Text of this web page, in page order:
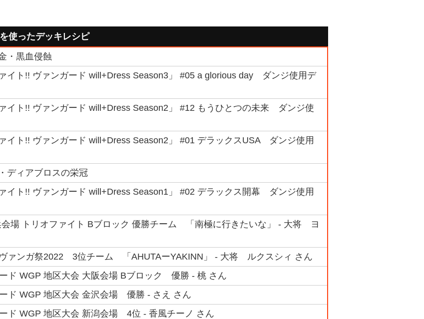
使ったデッキレシピ
・黒血侵蝕
イト!! ヴァンガード will+Dress Season3」 #05 a glorious day ダンジ使用デ
イト!! ヴァンガード will+Dress Season2」 #12 もうひとつの未来 ダンジ使
イト!! ヴァンガード will+Dress Season2」 #01 デラックスUSA ダンジ使用
ディアブロスの栄冠
イト!! ヴァンガード will+Dress Season1」 #02 デラックス開幕 ダンジ使用
会場 トリオファイト Bブロック 優勝チーム 「南極に行きたいな」 - 大将 ヨ
ヴァンガ祭2022 3位チーム 「AHUTAーYAKINN」 - 大将 ルクスシィ さん
ド WGP 地区大会 大阪会場 Bブロック 優勝 - 桃 さん
ド WGP 地区大会 金沢会場 優勝 - さえ さん
ド WGP 地区大会 新潟会場 4位 - 香風チーノ さん